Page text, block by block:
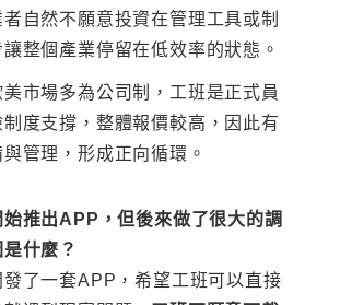
自然不願意投資在管理工具或制
整個產業停留在低效率的狀態。
市場多為公司制，工班是正式員
度支撐，整體報價較高，因此有
管理，形成正向循環。
始推出APP，但後來做了很大的調
什麼？
了一套APP，希望工班可以直接